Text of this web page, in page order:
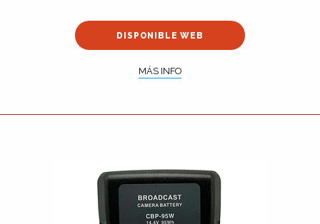
DISPONIBLE WEB
MÁS INFO